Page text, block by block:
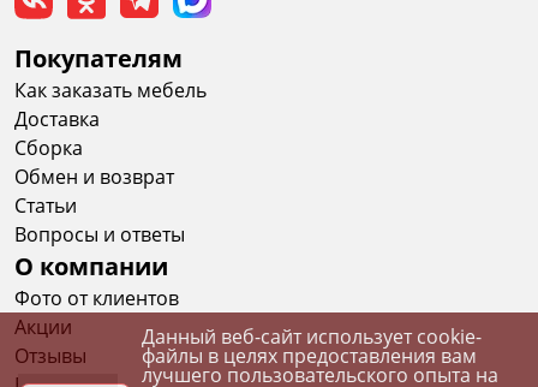
О компании
Фото от клиентов
Акции
Отзывы
Покупателям
Как заказать мебель
Доставка
Сборка
Обмен и возврат
Статьи
Вопросы и ответы
Данный веб-сайт использует cookie-
файлы в целях предоставления вам
лучшего пользовательского опыта на